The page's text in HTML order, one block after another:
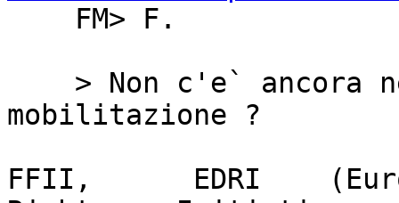
mobilitazione ?
FFII,      EDRI